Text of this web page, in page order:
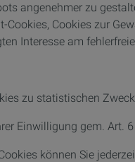
angenehmer zu
Cookies, Cookies zur
Interesse am
zu statistischen
Einwilligung gem. Art.
können Sie